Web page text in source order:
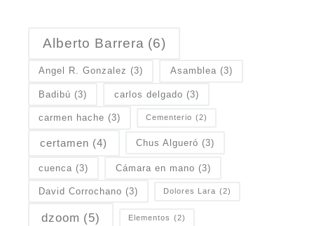
Alberto Barrera (6)
Angel R. Gonzalez (3) Asamblea (3)
Badibú (3) carlos delgado (3)
carmen hache (3) Cementerio (2)
certamen (4) Chus Algueró (3)
cuenca (3) Cámara en mano (3)
David Corrochano (3) Dolores Lara (2)
dzoom (5) Elementos (2)